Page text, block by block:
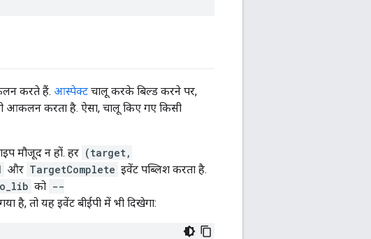
करते हैं. आस्पेक्ट चालू करके बिल्ड करने पर,
आकलन करता है. ऐसा, चालू किए गए किसी
मौजूद न हों. हर (target,
और TargetComplete इवेंट पब्लिश करता है.
को --
है, तो यह इवेंट बीईपी में भी दिखेगा: